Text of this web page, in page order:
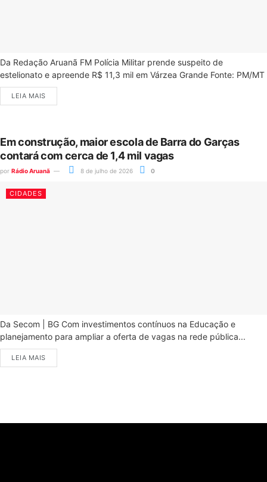
Da Redação Aruanã FM Polícia Militar prende suspeito de
estelionato e apreende R$ 11,3 mil em Várzea Grande Fonte: PM/MT
LEIA MAIS
Em construção, maior escola de Barra do Garças
contará com cerca de 1,4 mil vagas
por Rádio Aruanã 8 de julho de 2026 0
CIDADES
Da Secom | BG Com investimentos contínuos na Educação e
planejamento para ampliar a oferta de vagas na rede pública...
LEIA MAIS